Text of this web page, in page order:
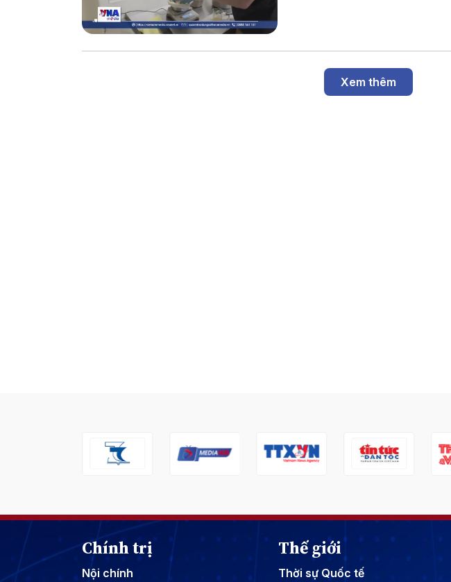
Xem thêm
Chính trị
Nội chính
Thế giới
Thời sự Quốc tế